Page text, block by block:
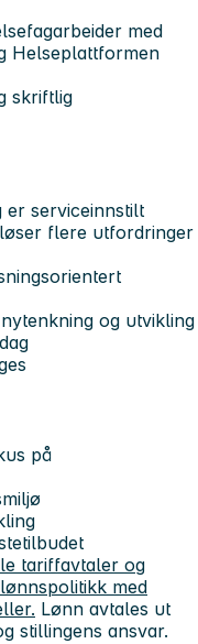
med
Helseplattformen
skriftlig
er serviceinnstilt
flere utfordringer
og utvikling
på
tariffavtaler og
med
Lønn avtales ut
stillingens ansvar.